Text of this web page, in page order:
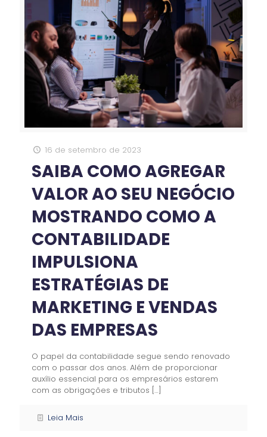
16 de setembro de 2023
SAIBA COMO AGREGAR
VALOR AO SEU NEGÓCIO
MOSTRANDO COMO A
CONTABILIDADE
IMPULSIONA
ESTRATÉGIAS DE
MARKETING E VENDAS
DAS EMPRESAS
O papel da contabilidade segue sendo renovado
com o passar dos anos. Além de proporcionar
auxílio essencial para os empresários estarem
com as obrigações e tributos […]
Leia Mais